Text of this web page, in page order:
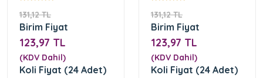
131,12 TL
Birim Fiyat
123,97 TL
(KDV Dahil)
Koli Fiyat (24 Adet)
131,12 TL
Birim Fiyat
123,97 TL
(KDV Dahil)
Koli Fiyat (24 Adet)